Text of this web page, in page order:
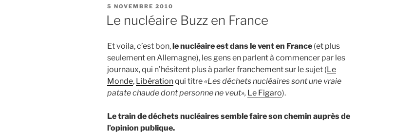
PUBLIÉ
LE
5 NOVEMBRE 2010
Le nucléaire Buzz en France
Et voila, c’est bon,le nucléaire est dans le vent en France (et plus
seulement en Allemagne), les gens en parlent à commencer par les
journaux, qui n’hésitent plus à parler franchement sur le sujet (Le
Monde, Libérationqui titre«Les déchets nucléaires sont une vraie
patate chaude dont personne ne veut», Le Figaro).
Le train de déchets nucléaires semble faire son chemin auprès de
l’opinion publique.